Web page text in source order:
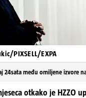
PIXSELL/EXPA
24sata među omiljene izvore
otkako je HZZO